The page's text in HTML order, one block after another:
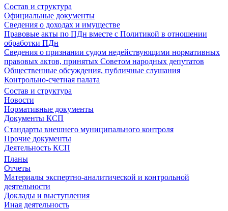
Состав и структура
Официальные документы
Сведения о доходах и имуществе
Правовые акты по ПДн вместе с Политикой в отношении
обработки ПДн
Сведения о признании судом недействующими нормативных
правовых актов, принятых Советом народных депутатов
Общественные обсуждения, публичные слушания
Контрольно-счетная палата
Состав и структура
Новости
Нормативные документы
Документы КСП
Стандарты внешнего муниципального контроля
Прочие документы
Деятельность КСП
Планы
Отчеты
Материалы экспертно-аналитической и контрольной
деятельности
Доклады и выступления
Иная деятельность